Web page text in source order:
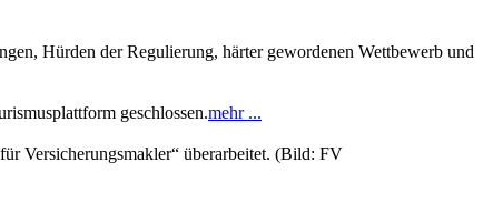
Hürden der Regulierung, härter gewordenen Wettbewerb und
geschlossen.mehr ...
Versicherungsmakler“ überarbeitet. (Bild: FV